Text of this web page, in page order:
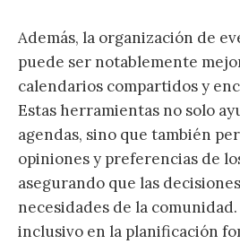
Además, la organización de
puede ser notablemente
calendarios compartidos y
Estas herramientas no solo
agendas, sino que también
opiniones y preferencias de
asegurando que las
necesidades de la
inclusivo en la planificación